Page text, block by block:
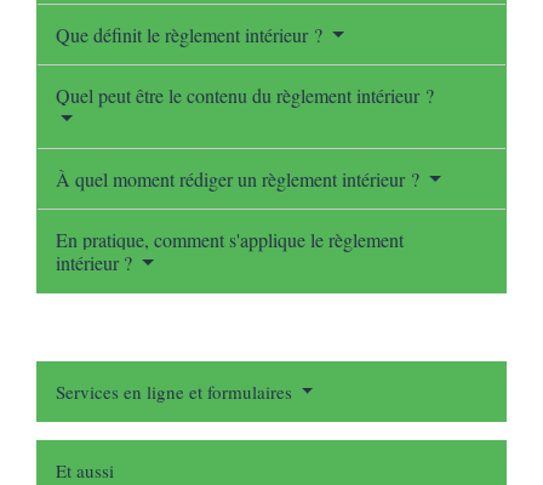
Que définit le règlement intérieur ?
Quel peut être le contenu du règlement intérieur ?
À quel moment rédiger un règlement intérieur ?
En pratique, comment s'applique le règlement
intérieur ?
Services en ligne et formulaires
Et aussi